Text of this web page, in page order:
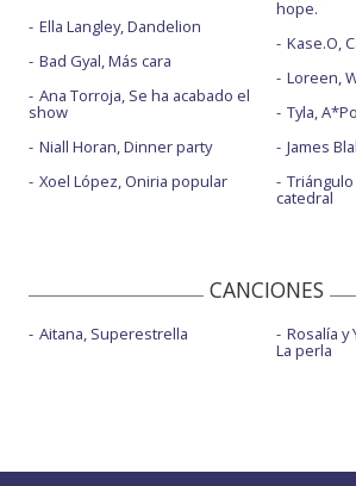
Ella Langley, Dandelion
Bad Gyal, Más cara
Ana Torroja, Se ha acabado el
show
Niall Horan, Dinner party
Xoel López, Oniria popular
hope.
Kase.O,
Loreen,
Tyla,
James
catedral
CANCIONES
Aitana, Superestrella Rosalía y
La perla